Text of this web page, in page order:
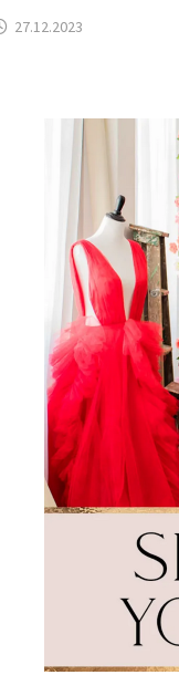
27.12.2023